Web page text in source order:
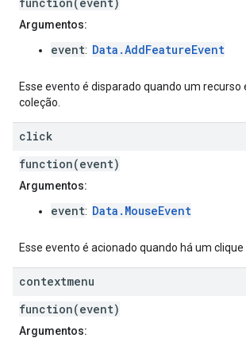
Argumentos:
event: Data.AddFeatureEvent
Esse evento é disparado quando um recurso
coleção.
click
function(event)
Argumentos:
event: Data.MouseEvent
Esse evento é acionado quando há um
contextmenu
function(event)
Argumentos: